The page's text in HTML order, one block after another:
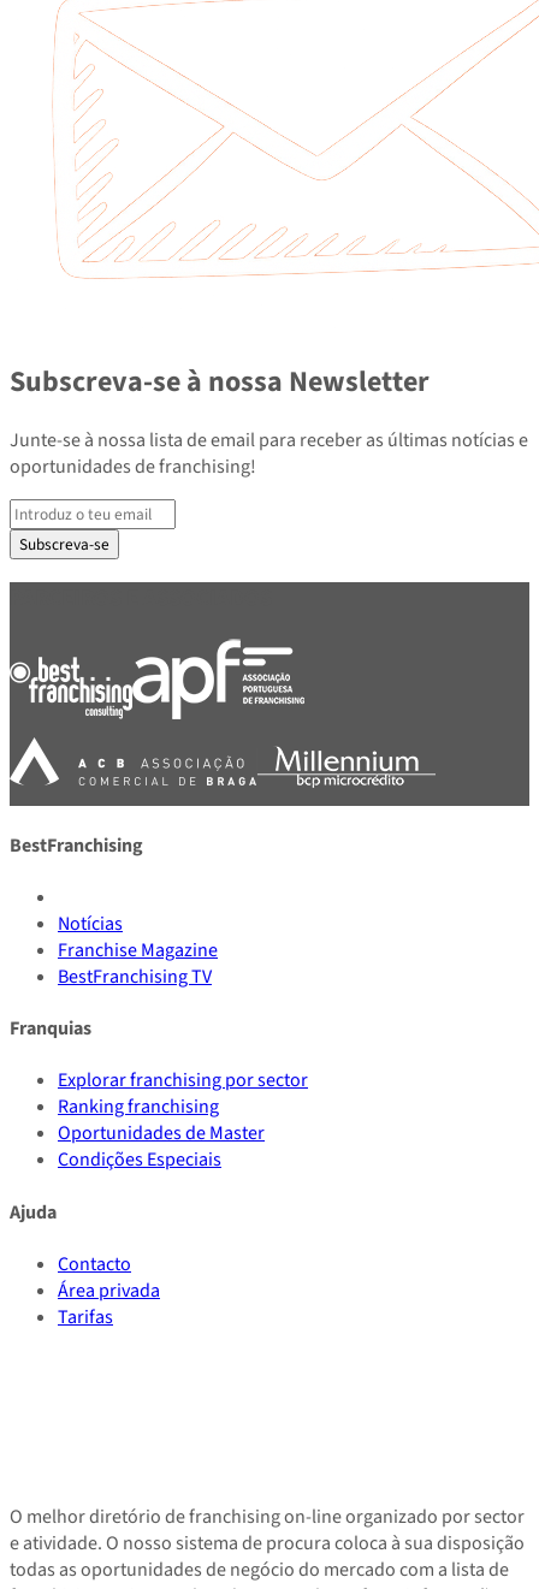
Subscreva-se à nossa Newsletter
Junte-se à nossa lista de email para receber as últimas notícias e
oportunidades de franchising!
Subscreva-se
BestFranchising
Notícias
Franchise Magazine
BestFranchising TV
Franquias
Explorar franchising por sector
Ranking franchising
Oportunidades de Master
Condições Especiais
Ajuda
Contacto
Área privada
Tarifas
O melhor diretório de franchising on-line organizado por sector
e atividade. O nosso sistema de procura coloca à sua disposição
todas as oportunidades de negócio do mercado com a lista de